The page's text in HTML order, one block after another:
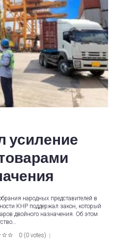
усиление
народных представителей в
КНР поддержал закон, который
двойного назначения. Об этом
0 (0 votes)